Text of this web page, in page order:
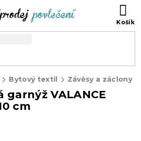
Bytový textil Závěsy a záclony
garnýž VALANCE
cm